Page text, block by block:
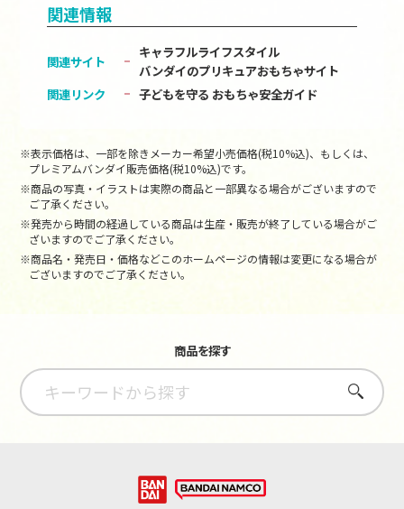
関連情報
関連サイト
キャラフルライフスタイル
バンダイのプリキュアおもちゃサイト
関連リンク
子どもを守る おもちゃ安全ガイド
※表示価格は、一部を除きメーカー希望小売価格(税10%込)、もしくは、
プレミアムバンダイ販売価格(税10%込)です。
※商品の写真・イラストは実際の商品と一部異なる場合がございますので
ご了承ください。
※発売から時間の経過している商品は生産・販売が終了している場合がご
ざいますのでご了承ください。
※商品名・発売日・価格などこのホームページの情報は変更になる場合が
ございますのでご了承ください。
商品を探す
さがす